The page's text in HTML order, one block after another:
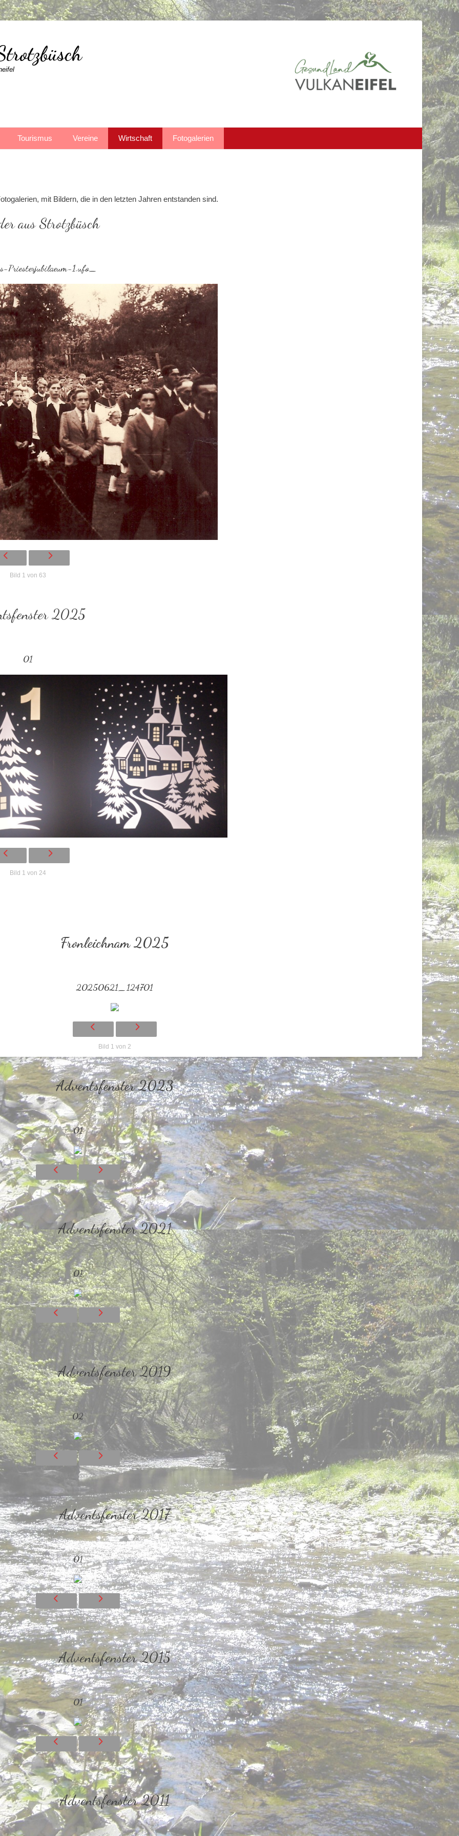
Tourismus Vereine Wirtschaft Fotogalerien
mit Bildern, die in den letzten Jahren entstanden sind.
aus Strotzbüsch
Priesterjubilaeum-1.ufo_
Bild 1 von 63
2025
01
Bild 1 von 24
Fronleichnam 2025
20250621_124701
Bild 1 von 2
Adventsfenster 2023
01
Bild 1 von 24
Adventsfenster 2021
01
Bild 1 von 24
Adventsfenster 2019
02
Bild 2 von 25
Adventsfenster 2017
01
Bild 1 von 23
Adventsfenster 2015
01
Bild 1 von 24
Adventsfenster 2011